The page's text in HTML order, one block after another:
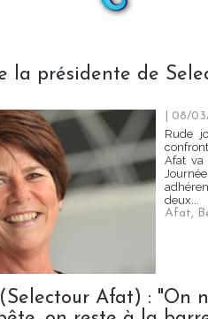
la présidente de
| 08/
Rude
Afat va
deux...
Afat,
Afat) : "On